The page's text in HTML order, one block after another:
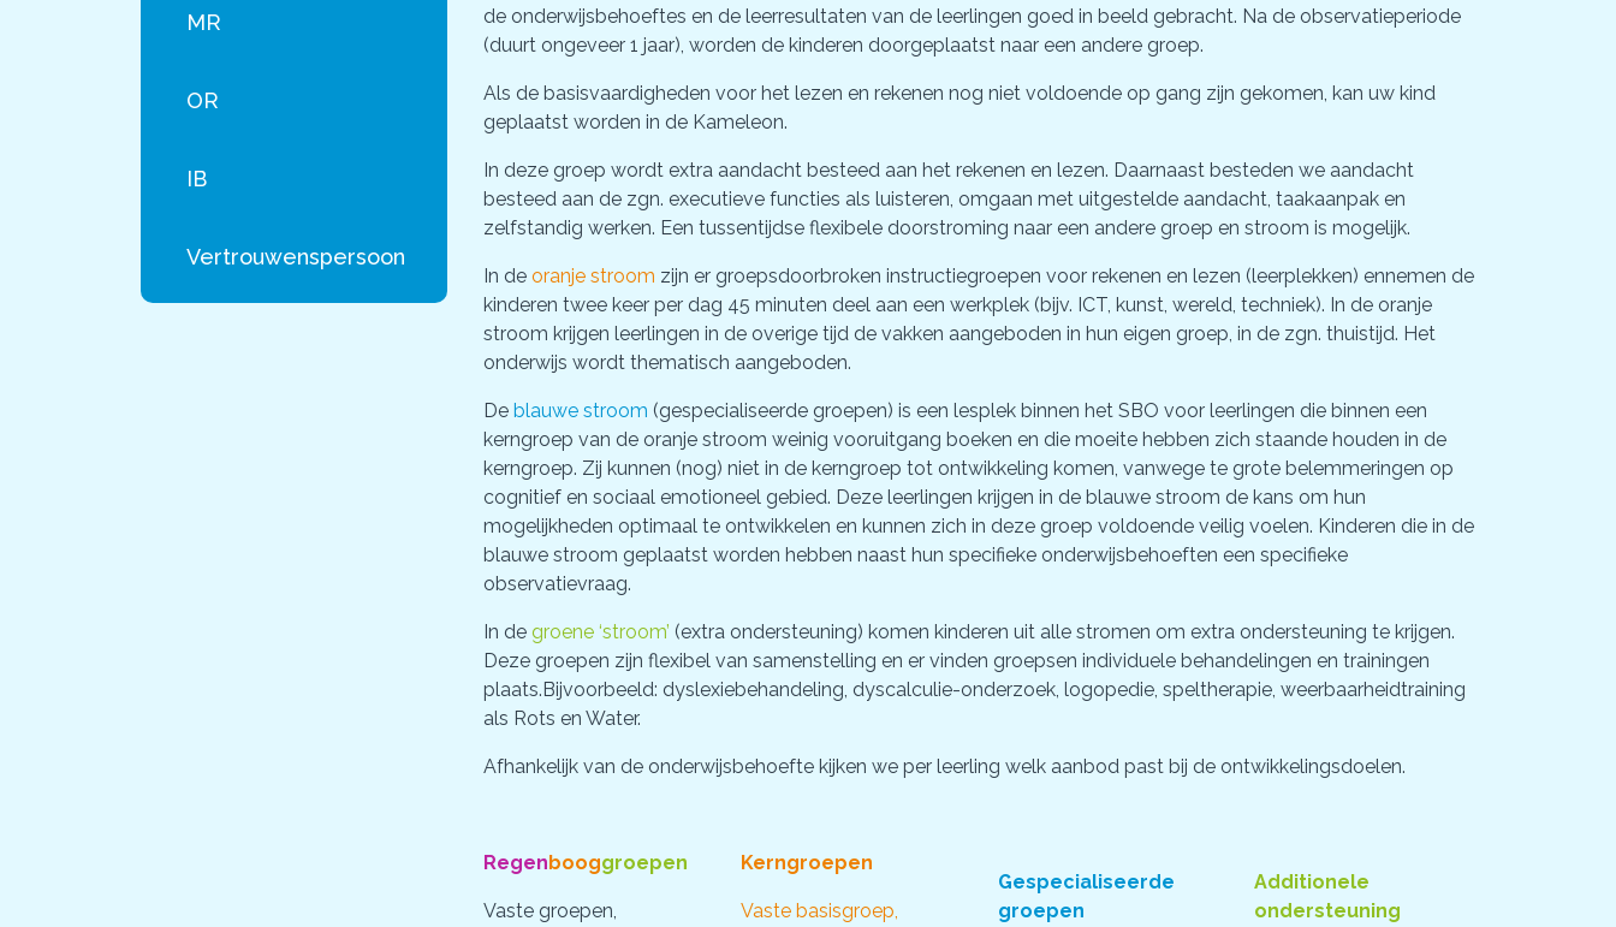
MR
OR
IB
Vertrouwenspersoon
de onderwijsbehoeftes en de leerresultaten van de leerlingen goed in beeld gebracht. Na de observatieperiode
(duurt ongeveer 1 jaar), worden de kinderen doorgeplaatst naar een andere groep.
Als de basisvaardigheden voor het lezen en rekenen nog niet voldoende op gang zijn gekomen, kan uw kind
geplaatst worden in de Kameleon.
In deze groep wordt extra aandacht besteed aan het rekenen en lezen. Daarnaast besteden we aandacht
besteed aan de zgn. executieve functies als luisteren, omgaan met uitgestelde aandacht, taakaanpak en
zelfstandig werken. Een tussentijdse flexibele doorstroming naar een andere groep en stroom is mogelijk.
In de oranje stroom zijn er groepsdoorbroken instructiegroepen voor rekenen en lezen (leerplekken) ennemen de
kinderen twee keer per dag 45 minuten deel aan een werkplek (bijv. ICT, kunst, wereld, techniek). In de oranje
stroom krijgen leerlingen in de overige tijd de vakken aangeboden in hun eigen groep, in de zgn. thuistijd. Het
onderwijs wordt thematisch aangeboden.
De blauwe stroom (gespecialiseerde groepen) is een lesplek binnen het SBO voor leerlingen die binnen een
kerngroep van de oranje stroom weinig vooruitgang boeken en die moeite hebben zich staande houden in de
kerngroep. Zij kunnen (nog) niet in de kerngroep tot ontwikkeling komen, vanwege te grote belemmeringen op
cognitief en sociaal emotioneel gebied. Deze leerlingen krijgen in de blauwe stroom de kans om hun
mogelijkheden optimaal te ontwikkelen en kunnen zich in deze groep voldoende veilig voelen. Kinderen die in de
blauwe stroom geplaatst worden hebben naast hun specifieke onderwijsbehoeften een specifieke
observatievraag.
In de groene ‘stroom’ (extra ondersteuning) komen kinderen uit alle stromen om extra ondersteuning te krijgen.
Deze groepen zijn flexibel van samenstelling en er vinden groepsen individuele behandelingen en trainingen
plaats.Bijvoorbeeld: dyslexiebehandeling, dyscalculie-onderzoek, logopedie, speltherapie, weerbaarheidtraining
als Rots en Water.
Afhankelijk van de onderwijsbehoefte kijken we per leerling welk aanbod past bij de ontwikkelingsdoelen.
Regenbooggroepen
Vaste groepen,
Kerngroepen
Vaste basisgroep,
Gespecialiseerde
groepen
Additionele
ondersteuning